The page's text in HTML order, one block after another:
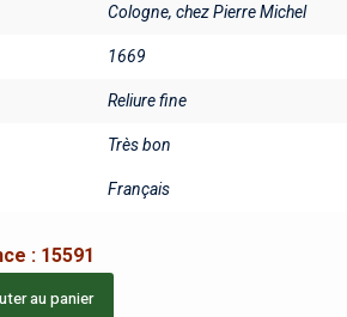
Cologne, chez Pierre Michel
1669
Reliure fine
Très bon
Français
: 15591
au panier